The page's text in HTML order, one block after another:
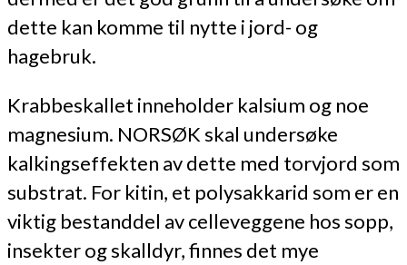
dette kan komme til nytte i jord- og
hagebruk.
Krabbeskallet inneholder kalsium og noe
magnesium. NORSØK skal undersøke
kalkingseffekten av dette med torvjord som
substrat. For kitin, et polysakkarid som er en
viktig bestanddel av celleveggene hos sopp,
insekter og skalldyr, finnes det mye